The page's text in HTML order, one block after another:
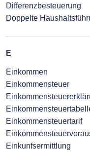
Differenzbesteuerung
Doppelte
E
Einkommen
Einkommensteuer
Einkommensteuertarif
Einkunfsermittlung